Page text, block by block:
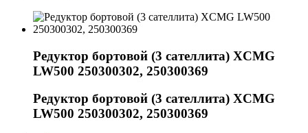
Редуктор бортовой (3 сателлита) XCMG
LW500 250300302, 250300369
Редуктор бортовой (3 сателлита) XCMG
LW500 250300302, 250300369